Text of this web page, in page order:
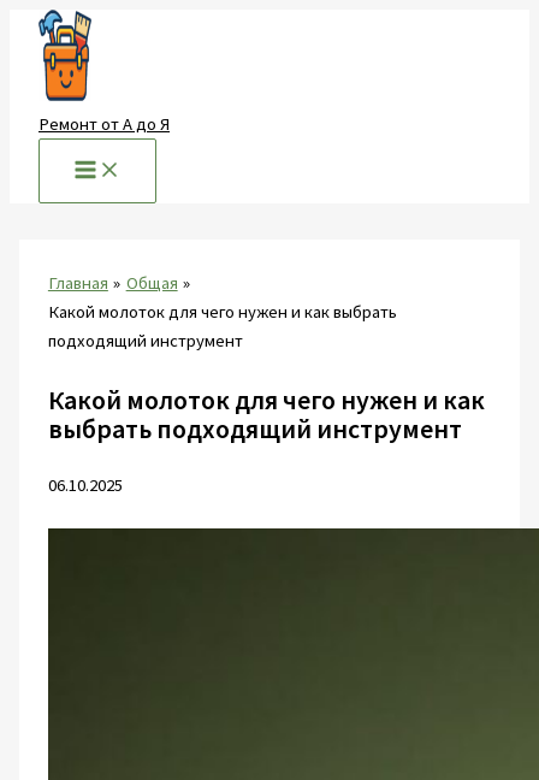
Перейти
содержимому
Ремонт от А до Я
Главная
Общая
Какой молоток для чего нужен и как выбрать
подходящий инструмент
Какой молоток для чего нужен и как
выбрать подходящий инструмент
06.10.2025